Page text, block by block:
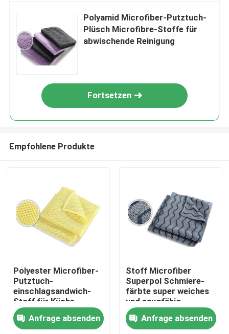
Startseite
Polyamid Microfiber-Putztuch-
Plüsch Microfibre-Stoffe für
abwischende Reinigung
Fortsetzen
Empfohlene Produkte
Polyester Microfiber-
Putztuch-
einschlagsandwich-
Stoff für Küche
Anfrage absenden
Stoff Microfiber
Superpol Schmiere-
färbte super weiches
und saugfähig
Anfrage absenden